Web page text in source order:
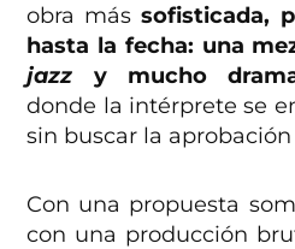
obra mássofisticada,
hasta la fecha: una
jazz y mucho
donde la intérprete se
sin buscar la
Con una propuesta
con una producción